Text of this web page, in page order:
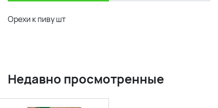
Орехи к пиву шт
Недавно просмотренные